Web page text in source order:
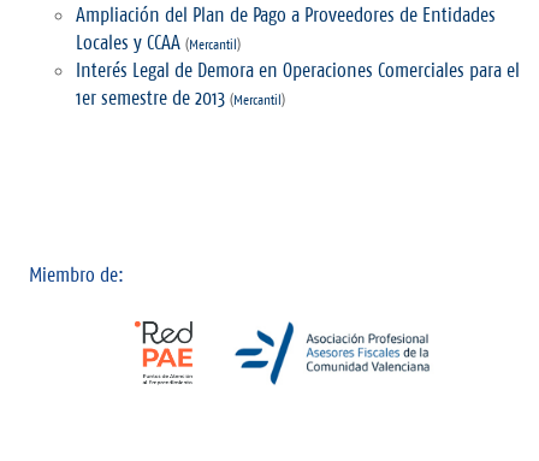
Ampliación del Plan de Pago a Proveedores de Entidades
Locales y CCAA (Mercantil)
Interés Legal de Demora en Operaciones Comerciales para el
1er semestre de 2013 (Mercantil)
Miembro de: